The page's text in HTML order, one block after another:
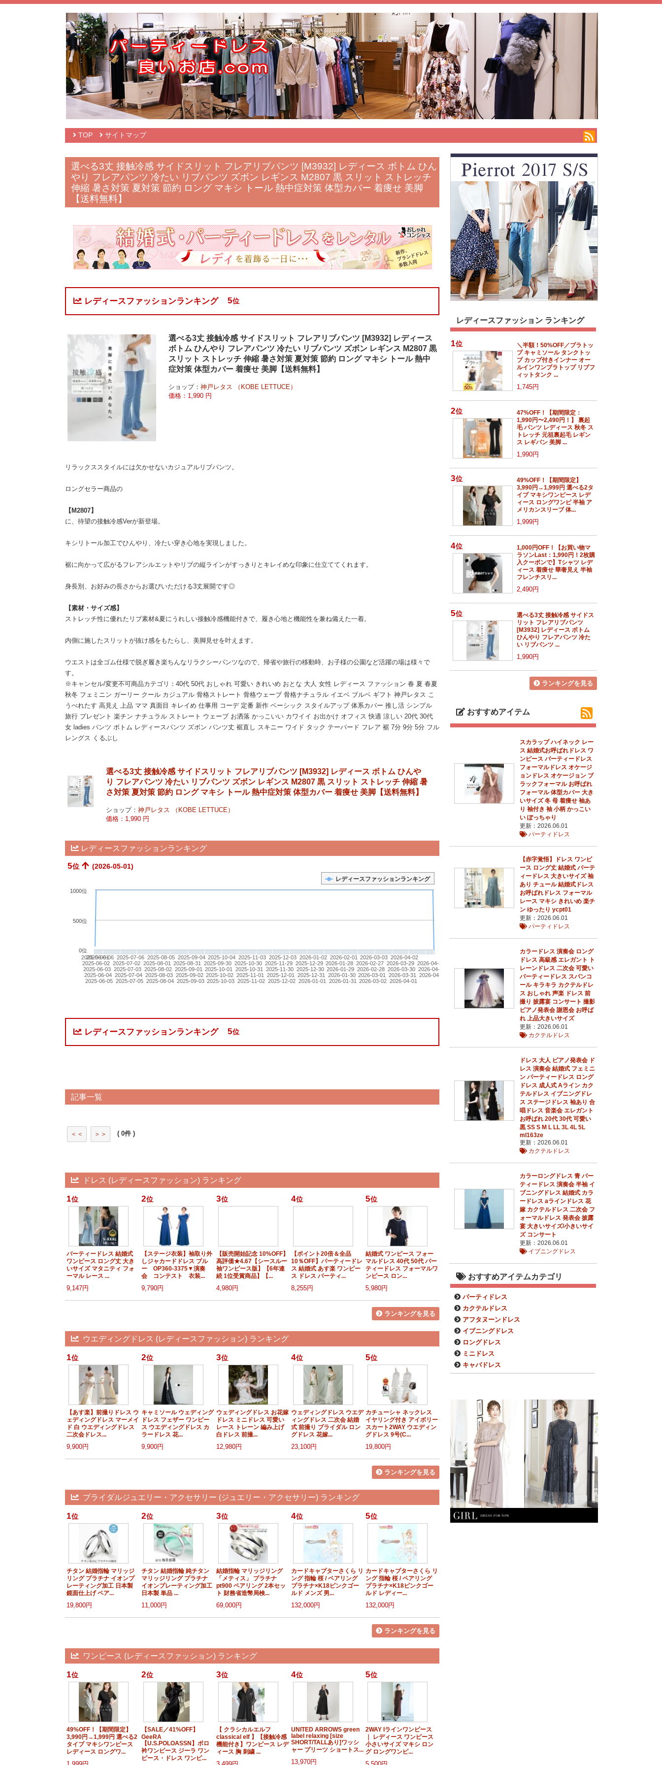
TOP サイトマップ
選べる3丈 接触冷感 サイドスリット フレアリブパンツ [M3932] レディース ボトム ひん
やり フレアパンツ 冷たい リブパンツ ズボン レギンス M2807 黒 スリット ストレッチ
伸縮 暑さ対策 夏対策 節約 ロング マキシ トール 熱中症対策 体型カバー 着痩せ 美脚
【送料無料】
レディースファッションランキング 5位
選べる3丈 接触冷感 サイドスリット フレアリブパンツ [M3932] レディース
ボトム ひんやり フレアパンツ 冷たい リブパンツ ズボン レギンス M2807 黒
スリット ストレッチ 伸縮 暑さ対策 夏対策 節約 ロング マキシ トール 熱中
症対策 体型カバー 着痩せ 美脚【送料無料】
ショップ： 神戸レタス （KOBE LETTUCE）
価格：1,990 円
リラックススタイルには欠かせないカジュアルリブパンツ。
ロングセラー商品の
【M2807】
に、待望の接触冷感Verが新登場。
キシリトール加工でひんやり、冷たい穿き心地を実現しました。
裾に向かって広がるフレアシルエットやリブの縦ラインがすっきりとキレイめな印象に仕立ててくれます。
身長別、お好みの長さからお選びいただける3丈展開です◎
【素材・サイズ感】
ストレッチ性に優れたリブ素材&夏にうれしい接触冷感機能付きで、履き心地と機能性を兼ね備えた一着。
内側に施したスリットが抜け感をもたらし、美脚見せを叶えます。
ウエストは全ゴム仕様で脱ぎ履き楽ちんなリラクシーパンツなので、帰省や旅行の移動時、お子様の公園など活躍の場は様々で
す。
※キャンセル/変更不可商品カテゴリ：40代 50代 おしゃれ 可愛い きれいめ おとな 大人 女性 レディース ファッション 春 夏 春夏
秋冬 フェミニン ガーリー クール カジュアル 骨格ストレート 骨格ウェーブ 骨格ナチュラル イエベ ブルベ ギフト 神戸レタス こ
うべれたす 高見え 上品 ママ 真面目 キレイめ 仕事用 コーデ 定番 新作 ベーシック スタイルアップ 体系カバー 推し活 シンプル
旅行 プレゼント 楽チン ナチュラル ストレート ウェーブ お洒落 かっこいい カワイイ お出かけ オフィス 快適 涼しい 20代 30代
女 ladies パンツ ボトム レディースパンツ ズボン パンツ丈 裾直し スキニー ワイド タック テーパード フレア 裾 7分 9分 5分 フル
レングス くるぶし
選べる3丈 接触冷感 サイドスリット フレアリブパンツ [M3932] レディース ボトム ひんや
り フレアパンツ 冷たい リブパンツ ズボン レギンス M2807 黒 スリット ストレッチ 伸縮 暑
さ対策 夏対策 節約 ロング マキシ トール 熱中症対策 体型カバー 着痩せ 美脚【送料無料】
ショップ： 神戸レタス （KOBE LETTUCE）
価格：1,990 円
レディースファッションランキング
5位 (2026-05-01)
レディースファッションランキング
2025-06-01
2025-06-02
2025-06-03
2025-06-04
2025-06-05
2025-06-06
2025-07-02
2025-07-03
2025-07-04
2025-07-05
2025-07-06
2025-08-01
2025-08-02
2025-08-03
2025-08-04
2025-08-05
2025-08-31
2025-09-01
2025-09-02
2025-09-03
2025-09-04
2025-09-30
2025-10-01
2025-10-02
2025-10-03
2025-10-04
2025-10-30
2025-10-31
2025-11-01
2025-11-02
2025-11-03
2025-11-29
2025-11-30
2025-12-01
2025-12-02
2025-12-03
2025-12-29
2025-12-30
2025-12-31
2026-01-01
2026-01-02
2026-01-28
2026-01-29
2026-01-30
2026-01-31
2026-02-01
2026-02-27
2026-02-28
2026-03-01
2026-03-02
2026-03-03
2026-03-29
2026-03-30
2026-03-31
2026-04-01
2026-04-02
2026-04-28
2026-04-29
2026-04-30
0位
500位
1000位
レディースファッションランキング 5位
記事一覧
＜＜ ＞＞ ( 0件 )
ドレス (レディースファッション) ランキング
1位
パーティードレス 結婚式
ワンピース ロング丈 大き
いサイズ マタニティ フォ
ーマル レース ...
9,147円
2位
【ステージ衣装】袖取り外
しジャカードドレス ブル
ー OP360-3375▼演奏
会 コンテスト 衣装...
9,790円
3位
【販売開始記念 10%OFF】
高評価★4.67【シースルー
袖ワンピース版】【6年連
続 1位受賞商品】【...
4,980円
4位
【ポイント20倍＆全品
10％OFF】パーティードレ
ス 結婚式 あす楽 ワンピー
ス ドレス パーティ...
8,255円
5位
結婚式 ワンピース フォー
マルドレス 40代 50代 パー
ティードレス フォーマルワ
ンピース ロン...
5,980円
ランキングを見る
ウエディングドレス (レディースファッション) ランキング
1位
【あす楽】前撮りドレス ウ
ェディングドレス マーメイ
ド 白 ウエディングドレス
二次会ドレス...
9,900円
2位
キャミソール ウェディング
ドレス フェザー ワンピー
ス ウエディングドレス カ
ラードレス 花...
9,900円
3位
ウェディングドレス お花嫁
ドレス ミニドレス 可愛い
レース トレーン 編み上げ
白ドレス 前撮...
12,980円
4位
ウェディングドレス ウエデ
ィングドレス 二次会 結婚
式 前撮り ブライダル ロン
グドレス 花嫁...
23,100円
5位
カチューシャ ネックレス
イヤリング付き アイボリー
スカート2WAY ウエディン
グドレス 9号(C...
19,800円
ランキングを見る
ブライダルジュエリー・アクセサリー (ジュエリー・アクセサリー) ランキング
1位
チタン 結婚指輪 マリッジ
リング プラチナ イオンプ
レーティング加工 日本製
鏡面仕上げ ペア...
19,800円
2位
チタン 結婚指輪 純チタン
マリッジリング プラチナ
イオンプレーティング加工
日本製 単品 ...
11,000円
3位
結婚指輪 マリッジリング
「メティス」 プラチナ
pt900 ペアリング 2本セッ
ト 財務省造幣局検...
69,000円
4位
カードキャプターさくら リ
ング 指輪 桜 / ペアリング
プラチナ×K18ピンクゴー
ルド メンズ 男...
132,000円
5位
カードキャプターさくら リ
ング 指輪 桜 / ペアリング
プラチナ×K18ピンクゴー
ルド レディー...
132,000円
ランキングを見る
ワンピース (レディースファッション) ランキング
1位
49%OFF！【期間限定】
3,990円→1,999円 選べる2
タイプ マキシワンピース
レディース ロングワ...
2位
【SALE／41%OFF】
GeeRA
【U.S.POLOASSN】ポロ
衿ワンピース ジーラ ワン
ピース・ドレス ワンピ...
3位
【 クラシカルエルフ
classical elf 】【接触冷感
機能付き】ワンピース レデ
ィース 胸 刺繍 ...
4位
UNITED ARROWS green
label relaxing [size
SHORT/TALLあり]ワッシ
ャー プリーツ ショートス...
13,970円
5位
2WAY Iラインワンピース
｜ レディース ワンピース
小さいサイズ マキシ ロン
グ ロングワンピ...
レディースファッション ランキング
1位
＼半額！50%OFF／ブラトッ
プ キャミソール タンクトッ
プ カップ付きインナー オー
ルインワンブラトップ リブフ
ィットタンク ...
1,745円
2位
47%OFF！【期間限定：
1,990円〜2,490円！】 裏起
毛 パンツ レディース 秋冬 ス
トレッチ 元祖裏起毛 レギン
ス レギパン 美脚 ...
1,990円
3位
49%OFF！【期間限定】
3,990円→1,999円 選べる2タ
イプ マキシワンピース レデ
ィース ロングワンピ 半袖 ア
メリカンスリーブ 体...
1,999円
4位
1,000円OFF！【お買い物マ
ラソンLast：1,990円！2枚購
入クーポンで】Tシャツ レデ
ィース 着痩せ 華奢見え 半袖
フレンチスリ...
2,490円
5位
選べる3丈 接触冷感 サイドス
リット フレアリブパンツ
[M3932] レディース ボトム
ひんやり フレアパンツ 冷た
い リブパンツ ...
1,990円
ランキングを見る
おすすめアイテム
スカラップ ハイネック レー
ス 結婚式お呼ばれドレス ワ
ンピース パーティードレス
フォーマルドレス オケージ
ョンドレス オケージョン ブ
ラックフォーマル お呼ばれ
フォーマル 体型カバー 大き
いサイズ 冬 母 着痩せ 袖あ
り 袖付き 袖 小柄 かっこい
い ぽっちゃり
更新：2026.06.01
パーティドレス
【赤字覚悟】ドレス ワンピ
ース ロング丈 結婚式 パーテ
ィードレス 大きいサイズ 袖
あり チュール 結婚式ドレス
お呼ばれドレス フォーマル
レース マキシ きれいめ 楽チ
ン ゆったり ycpt01
更新：2026.06.01
パーティドレス
カラードレス 演奏会 ロング
ドレス 高級感 エレガント ト
レーンドレス 二次会 可愛い
パーティードレス スパンコ
ール キラキラ カクテルドレ
ス おしゃれ 声楽 ドレス 前
撮り 披露宴 コンサート 撮影
ピアノ発表会 謝恩会 お呼ば
れ 上品大きいサイズ
更新：2026.06.01
カクテルドレス
ドレス 大人 ピアノ発表会 ド
レス 演奏会 結婚式 フェミニ
ン パーティードレス ロング
ドレス 成人式 Aライン カク
テルドレス イブニングドレ
ス ステージドレス 袖あり 合
唱ドレス 音楽会 エレガント
お呼ばれ 20代 30代 可愛い
黒 SS S M L LL 3L 4L 5L
ml163ze
更新：2026.06.01
カクテルドレス
カラーロングドレス 青 パー
ティードレス 演奏会 半袖 イ
ブニングドレス 結婚式 カラ
ードレス aラインドレス 花
嫁 カクテルドレス 二次会 フ
ォーマルドレス 発表会 披露
宴 大きいサイズ/小きいサイ
ズ コンサート
更新：2026.06.01
イブニングドレス
おすすめアイテムカテゴリ
パーティドレス
カクテルドレス
アフタヌーンドレス
イブニングドレス
ロングドレス
ミニドレス
キャバドレス